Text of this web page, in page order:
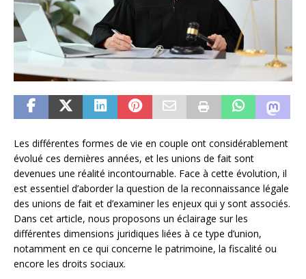
Les différentes formes de vie en couple ont considérablement
évolué ces dernières années, et les unions de fait sont
devenues une réalité incontournable. Face à cette évolution, il
est essentiel d’aborder la question de la reconnaissance légale
des unions de fait et d’examiner les enjeux qui y sont associés.
Dans cet article, nous proposons un éclairage sur les
différentes dimensions juridiques liées à ce type d’union,
notamment en ce qui concerne le patrimoine, la fiscalité ou
encore les droits sociaux.